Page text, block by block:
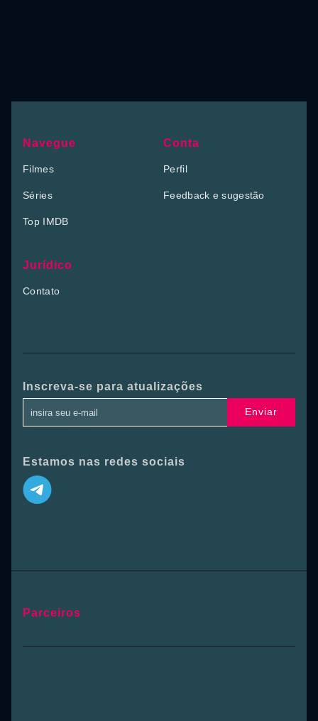
Navegue
Filmes
Séries
Top IMDB
Conta
Perfil
Feedback e sugestão
Jurídico
Contato
Inscreva-se para atualizações
Enviar
Estamos nas redes sociais
Parceiros